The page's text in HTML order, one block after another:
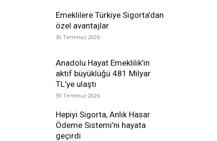
Emeklilere Türkiye Sigorta’dan
özel avantajlar
30 Temmuz 2026
Anadolu Hayat Emeklilik’in
aktif büyüklüğü 481 Milyar
TL’ye ulaştı
30 Temmuz 2026
Hepiyi Sigorta, Anlık Hasar
Ödeme Sistemi’ni hayata
geçirdi